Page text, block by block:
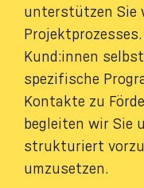
unterstützen Sie
Kund:innen
spezifische
Kontakte zu
begleiten wir Sie
strukturiert
umzusetzen.